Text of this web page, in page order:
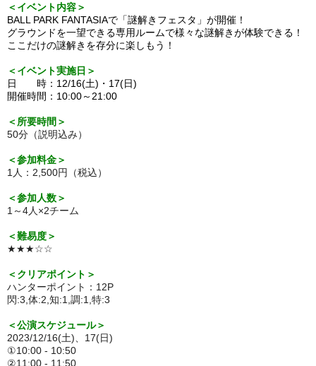
＜イベント内容＞
BALL PARK FANTASIAで「謎解きフェスタ」が開催！
グラウンドを一望できる専用ルームで様々な謎解きが体験できる！
ここだけの謎解きを存分に楽しもう！
＜イベント実施日＞
日 時：12/16(土)・17(日)
開催時間：10:00～21:00
＜所要時間＞
50分（説明込み）
＜参加料金＞
1人：2,500円（税込）
＜参加人数＞
1～4人×2チーム
＜難易度＞
★★★☆☆
＜クリアポイント＞
ハンターポイント：12P
閃:3,体:2,知:1,調:1,特:3
＜公演スケジュール＞
2023/12/16(土)、17(日)
①10:00 - 10:50
②11:00 - 11:50